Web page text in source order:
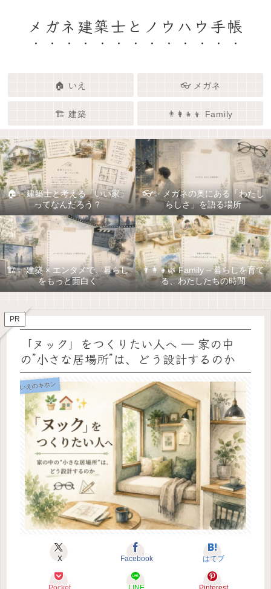
メガネ建築士とノウハウ手帳
🏠 いえ 👓 メガネ
🏗️ 建築 👨‍👩‍👧‍👦 Family
🏠✨ 建築士と考える「いい家」
ってなんだろう？
👓✨ メガネの奥にある「わたし
らしさ」を語る場所
🏗️✨ 建築 × エンタメで、暮らし
をもっと面白く
👨‍👩‍👧🌿 Family – 暮らしを育て
る、わたしたちの時間
PR
「ヌック」をつくりたい人へ ― 家の中
の”小さな居場所”は、どう設計するのか
いえのキホン
X Facebook はてブ